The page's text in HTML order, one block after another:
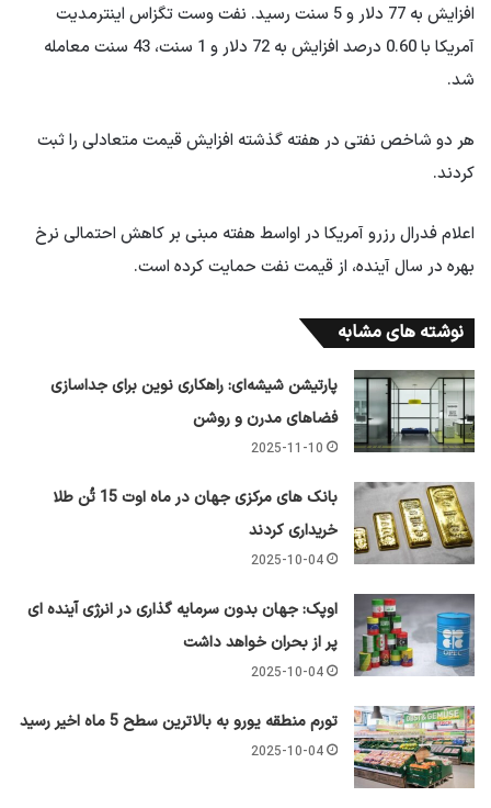
افزایش به 77 دلار و 5 سنت رسید. نفت وست تگزاس اینترمدیت
آمریکا با 0.60 درصد افزایش به 72 دلار و 1 سنت، 43 سنت معامله
شد.
هر دو شاخص نفتی در هفته گذشته افزایش قیمت متعادلی را ثبت
کردند.
اعلام فدرال رزرو آمریکا در اواسط هفته مبنی بر کاهش احتمالی نرخ
بهره در سال آینده، از قیمت نفت حمایت کرده است.
نوشته های مشابه
پارتیشن شیشه‌ای: راهکاری نوین برای جداسازی
فضاهای مدرن و روشن
2025-11-10
بانک های مرکزی جهان در ماه اوت 15 تُن طلا
خریداری کردند
2025-10-04
اوپک: جهان بدون سرمایه گذاری در انرژی آینده ای
پر از بحران خواهد داشت
2025-10-04
تورم منطقه یورو به بالاترین سطح 5 ماه اخیر رسید
2025-10-04